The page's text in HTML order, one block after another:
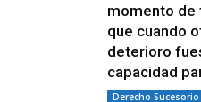
momento de
que cuando
deterioro
capacidad
Derecho Sucesorio